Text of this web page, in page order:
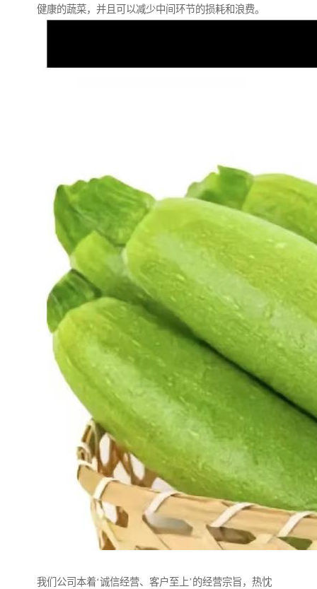
健康的蔬菜，并且可以减少中间环节的损耗和浪费。
我们公司本着‘诚信经营、客户至上’的经营宗旨，热忱